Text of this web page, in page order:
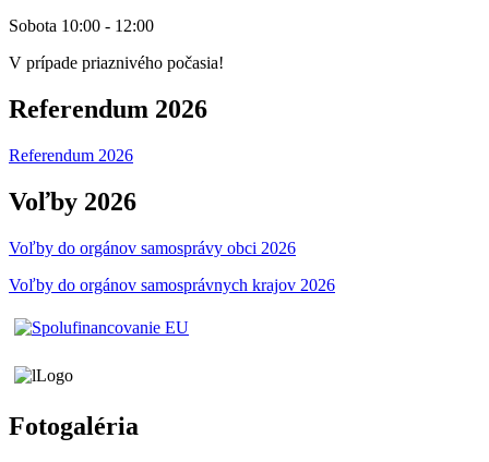
Sobota 10:00 - 12:00
V prípade priaznivého počasia!
Referendum 2026
Referendum 2026
Voľby 2026
Voľby do orgánov samosprávy obci 2026
Voľby do orgánov samosprávnych krajov 2026
Fotogaléria